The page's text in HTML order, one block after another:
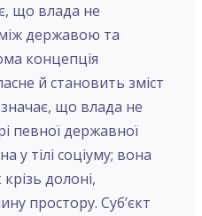
що влада не
державою та
концепція
й становить зміст
що влада не
певної державної
у тілі соціуму; вона
долоні,
простору. Суб’єкт